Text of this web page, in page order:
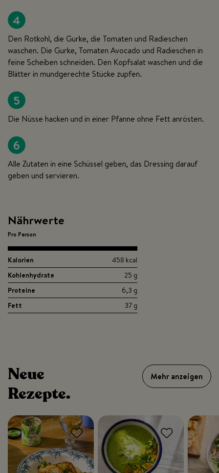
4
Den Rotkohl, die Gurke, die Tomaten und Radieschen
waschen. Die Gurke, Tomaten Avocado und Radieschen in
feine Scheiben schneiden. Den Kopfsalat waschen und die
Blätter in mundgerechte Stücke zupfen.
5
Die Nüsse hacken und in einer Pfanne ohne Fett anrösten.
6
Alle Zutaten in eine Schüssel geben, das Dressing darauf
geben und servieren.
Nährwerte
Pro Person
Kalorien
458 kcal
Kohlenhydrate
25 g
Proteine
6,3 g
Fett
37 g
Neue
Rezepte.
Mehr anzeigen